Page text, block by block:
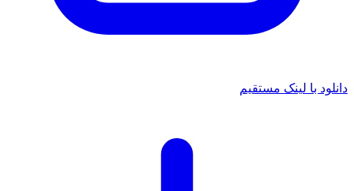
با لینک مستقیم